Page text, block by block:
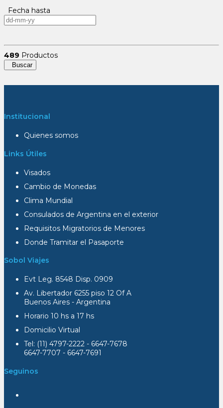
Fecha hasta
489 Productos
Buscar
Institucional
Quienes somos
Links Útiles
Visados
Cambio de Monedas
Clima Mundial
Consulados de Argentina en el exterior
Requisitos Migratorios de Menores
Donde Tramitar el Pasaporte
Sobol Viajes
Evt Leg. 8548 Disp. 0909
Av. Libertador 6255 piso 12 Of A
Buenos Aires - Argentina
Horario 10 hs a 17 hs
Domicilio Virtual
Tel: (11) 4797-2222 - 6647-7678
6647-7707 - 6647-7691
Seguinos